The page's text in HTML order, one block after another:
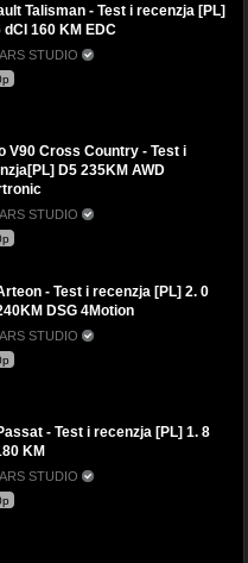
Talisman - Test i recenzja [PL]
dCI 160 KM EDC
STUDIO
V90 Cross Country - Test i
D5 235KM AWD
STUDIO
- Test i recenzja [PL] 2. 0
DSG 4Motion
STUDIO
- Test i recenzja [PL] 1. 8
KM
STUDIO